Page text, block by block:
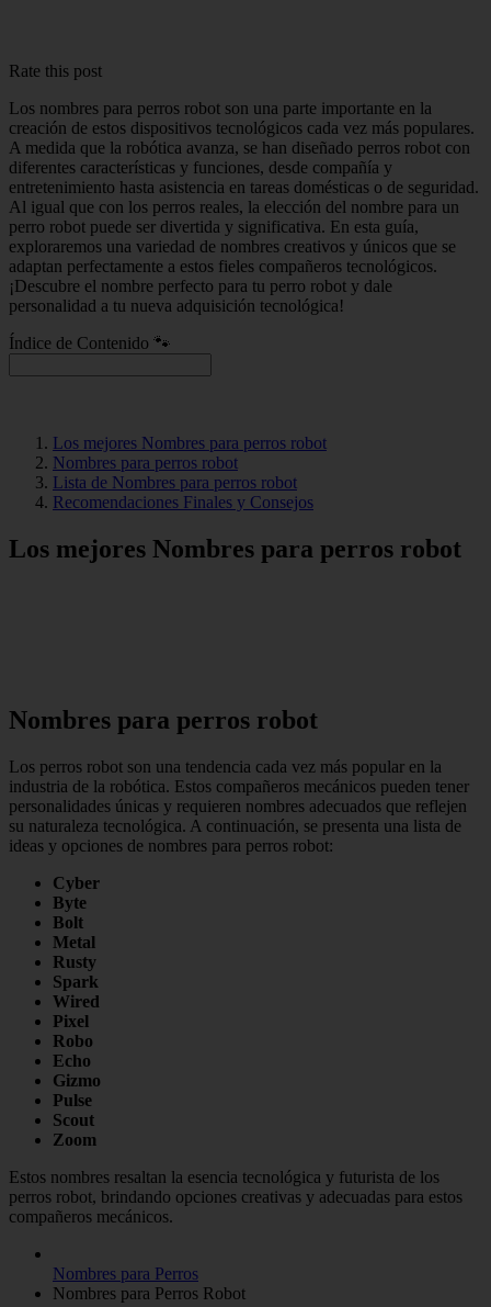
Rate this post
Los nombres para perros robot son una parte importante en la
creación de estos dispositivos tecnológicos cada vez más populares.
A medida que la robótica avanza, se han diseñado perros robot con
diferentes características y funciones, desde compañía y
entretenimiento hasta asistencia en tareas domésticas o de seguridad.
Al igual que con los perros reales, la elección del nombre para un
perro robot puede ser divertida y significativa. En esta guía,
exploraremos una variedad de nombres creativos y únicos que se
adaptan perfectamente a estos fieles compañeros tecnológicos.
¡Descubre el nombre perfecto para tu perro robot y dale
personalidad a tu nueva adquisición tecnológica!
Índice de Contenido 🐾
Los mejores Nombres para perros robot
Nombres para perros robot
Lista de Nombres para perros robot
Recomendaciones Finales y Consejos
Los mejores Nombres para perros robot
Nombres para perros robot
Los perros robot son una tendencia cada vez más popular en la
industria de la robótica. Estos compañeros mecánicos pueden tener
personalidades únicas y requieren nombres adecuados que reflejen
su naturaleza tecnológica. A continuación, se presenta una lista de
ideas y opciones de nombres para perros robot:
Cyber
Byte
Bolt
Metal
Rusty
Spark
Wired
Pixel
Robo
Echo
Gizmo
Pulse
Scout
Zoom
Estos nombres resaltan la esencia tecnológica y futurista de los
perros robot, brindando opciones creativas y adecuadas para estos
compañeros mecánicos.
Nombres para Perros
Nombres para Perros Robot